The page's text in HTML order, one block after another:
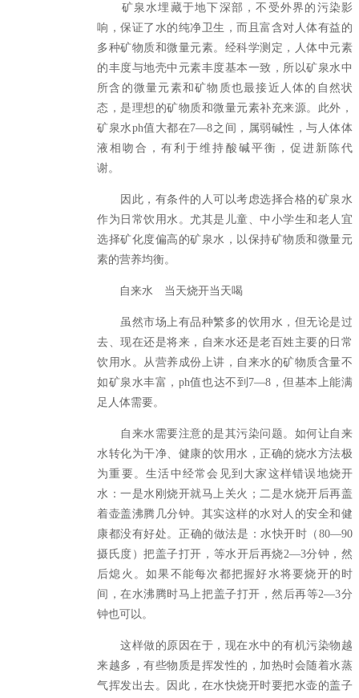
矿泉水埋藏于地下深部，不受外界的污染影
响，保证了水的纯净卫生，而且富含对人体有益的
多种矿物质和微量元素。经科学测定，人体中元素
的丰度与地壳中元素丰度基本一致，所以矿泉水中
所含的微量元素和矿物质也最接近人体的自然状
态，是理想的矿物质和微量元素补充来源。此外，
矿泉水ph值大都在7—8之间，属弱碱性，与人体体
液相吻合，有利于维持酸碱平衡，促进新陈代
谢。
因此，有条件的人可以考虑选择合格的矿泉水
作为日常饮用水。尤其是儿童、中小学生和老人宜
选择矿化度偏高的矿泉水，以保持矿物质和微量元
素的营养均衡。
自来水 当天烧开当天喝
虽然市场上有品种繁多的饮用水，但无论是过
去、现在还是将来，自来水还是老百姓主要的日常
饮用水。从营养成份上讲，自来水的矿物质含量不
如矿泉水丰富，ph值也达不到7—8，但基本上能满
足人体需要。
自来水需要注意的是其污染问题。如何让自来
水转化为干净、健康的饮用水，正确的烧水方法极
为重要。生活中经常会见到大家这样错误地烧开
水：一是水刚烧开就马上关火；二是水烧开后再盖
着壶盖沸腾几分钟。其实这样的水对人的安全和健
康都没有好处。正确的做法是：水快开时（80—90
摄氏度）把盖子打开，等水开后再烧2—3分钟，然
后熄火。如果不能每次都把握好水将要烧开的时
间，在水沸腾时马上把盖子打开，然后再等2—3分
钟也可以。
这样做的原因在于，现在水中的有机污染物越
来越多，有些物质是挥发性的，加热时会随着水蒸
气挥发出去。因此，在水快烧开时要把水壶的盖子